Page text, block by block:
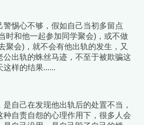
警惕心不够，假如自己当初多留点
时和他一起参加同学聚会)，或不做
聚会)，就不会有他出轨的发生，又
公出轨的蛛丝马迹，不至于被欺骗这
这样的结果......
自己在发现他出轨后的处置不当，
种自责自怨的心理作用下，很多人会